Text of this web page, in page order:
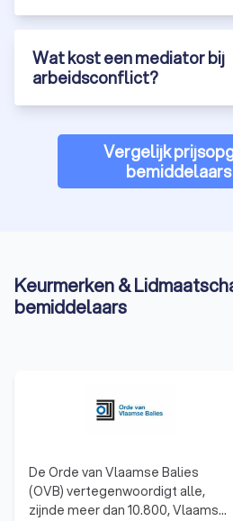
Wat kost een mediator bij
arbeidsconflict?
Vergelijk
bemiddelaars
Keurmerken &
bemiddelaars
De Orde van Vlaamse Balies
(OVB) vertegenwoordigt alle,
zijnde meer dan 10.800, Vlaamse